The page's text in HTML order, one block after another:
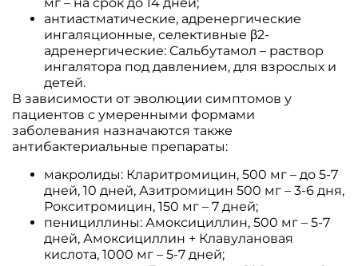
мг – на срок до 14 дней;
антиастматические, адренергические
ингаляционные, селективные β2-
адренергические: Сальбутамол – раствор
ингалятора под давлением, для взрослых и
детей.
В зависимости от эволюции симптомов у
пациентов с умеренными формами
заболевания назначаются также
антибактериальные препараты:
макролиды: Кларитромицин, 500 мг – до 5-7
дней, 10 дней, Азитромицин 500 мг – 3-6 дня,
Рокситромицин, 150 мг – 7 дней;
пенициллины: Амоксициллин, 500 мг – 5-7
дней, Амоксициллин + Клавулановая
кислота, 1000 мг – 5-7 дней;